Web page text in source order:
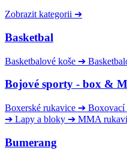
Zobrazit kategorii ➔
Basketbal
Basketbalové koše ➔
Bojové sporty - box &
Boxerské rukavice ➔ Boxovací
➔ Lapy a bloky ➔ MMA
Bumerang